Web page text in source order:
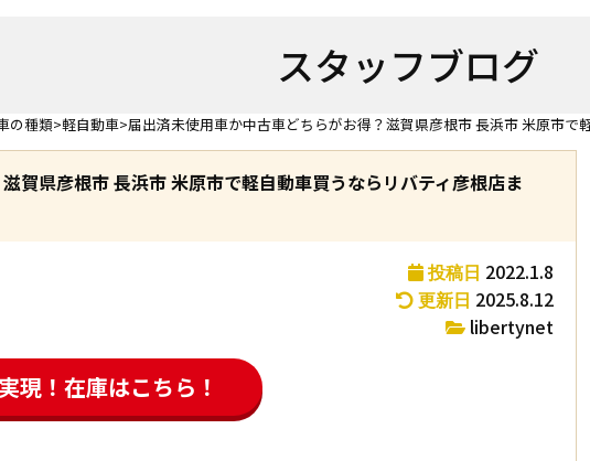
スタッフブログ
の種類 軽自動車 届出済未使用車か中古車どちらがお得？滋賀県彦根市 長浜市 米原市で
賀県彦根市 長浜市 米原市で軽自動車買うならリバティ彦根店ま
投稿日 2022.1.8
更新日 2025.8.12
libertynet
現！在庫はこちら！